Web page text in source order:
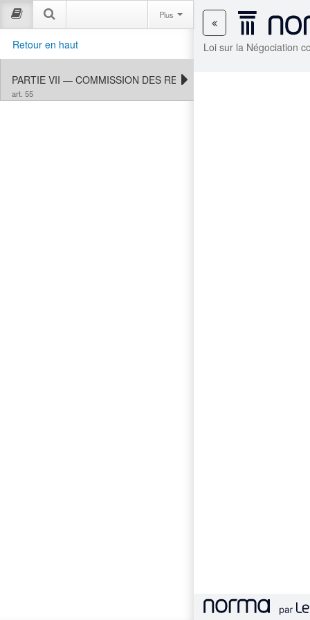
Loi sur la Négociation
Plus
Retour en haut
PARTIE VII — COMMISSION DES RELATIONS DE TRAVAIL DANS
art. 55